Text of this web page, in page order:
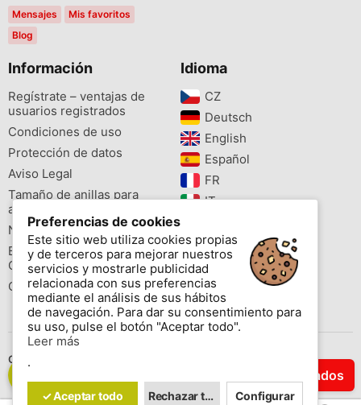
Filtrar Resultados
Mensajes
Mis favoritos
Blog
Información
Regístrate – ventajas de
usuarios registrados
Condiciones de uso
Protección de datos
Aviso Legal
Tamaño de anillas para
aves
Newsletter
Buscador de especies
Cites
Colores de las anillas
Idioma
CZ‎
Deutsch‎
English‎
Español‎
FR‎
IT‎
PL‎
PT‎
Preferencias de cookies
Este sitio web utiliza cookies propias
y de terceros para mejorar nuestros
servicios y mostrarle publicidad
relacionada con sus preferencias
mediante el análisis de sus hábitos
de navegación. Para dar su consentimiento para
su uso, pulse el botón "Aceptar todo".
Leer más
.
✓ Aceptar todo Rechazar todo Configurar
Contáctenos
Copyright © 2026 www.aviornis.net Tablón de anuncios gratis.